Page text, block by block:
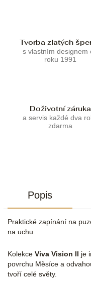
Tvorba zlatých
s vlastním designem
roku 1991
Doživotní záruka
a servis každé dva
zdarma
Popis
Praktické zapínání na
na uchu.
Kolekce Viva Vision II je
povrchu Měsíce a
tvoří celé světy.